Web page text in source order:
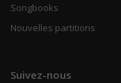
Songbooks
Nouvelles partitions
Suivez-nous